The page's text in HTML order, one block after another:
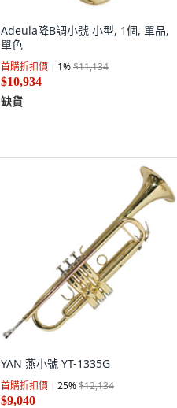
Adeula降B調小號 小型, 1個, 單品,
單色
首購折扣價 1%$11,134
$10,934
缺貨
YAN 燕小號 YT-1335G
首購折扣價 25%$12,134
$9,040